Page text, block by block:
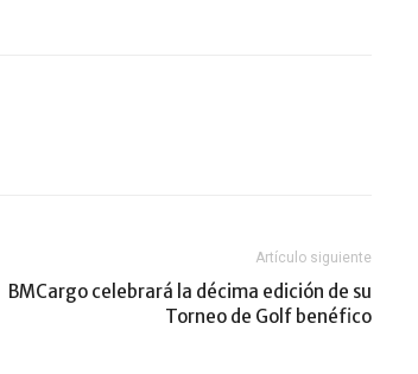
Artículo siguiente
BMCargo celebrará la décima edición de su
Torneo de Golf benéfico